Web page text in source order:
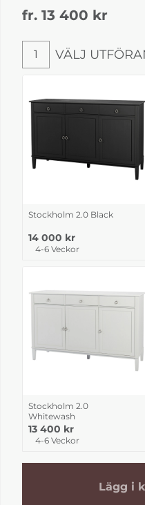
fr. 13 400 kr
Välj utförande
1 VÄLJ
Stockholm 2.0 Black
14 000 kr
4-6 Veckor
Stockholm 2.0
Whitewash
13 400 kr
4-6 Veckor
Lägg i